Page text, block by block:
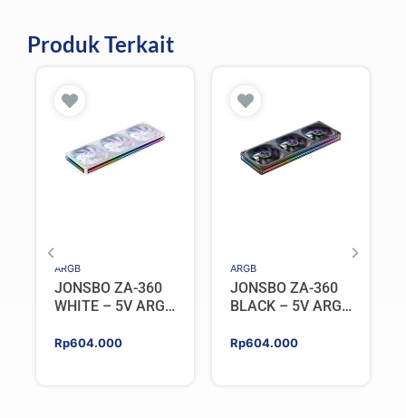
Produk Terkait
ARGB
JONSBO ZA-360
WHITE – 5V ARGB
Rp604.000
ARGB
JONSBO ZA-360
BLACK – 5V ARGB
Rp604.000